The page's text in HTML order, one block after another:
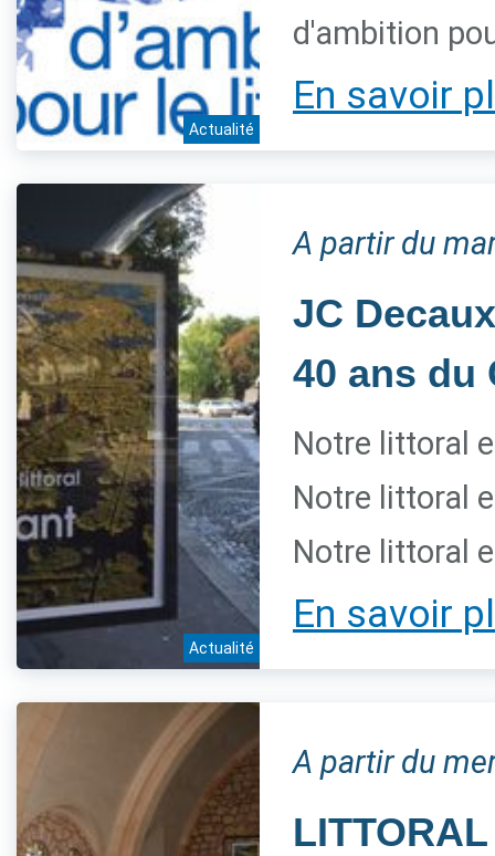
Actualité
d'ambition
En savoir
Actualité
A partir du
JC
40 ans du
Notre littoral
Notre littoral
Notre littoral
En savoir
A partir du